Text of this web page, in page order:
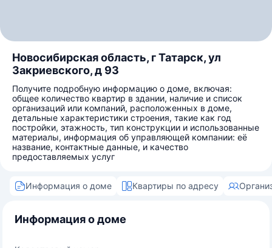
Новосибирская область, г Татарск, ул
Закриевского, д 93
Получите подробную информацию о доме, включая:
общее количество квартир в здании, наличие и список
организаций или компаний, расположенных в доме,
детальные характеристики строения, такие как год
постройки, этажность, тип конструкции и использованные
материалы, информация об управляющей компании: её
название, контактные данные, и качество
предоставляемых услуг
Информация о доме Квартиры по адресу
Информация о доме